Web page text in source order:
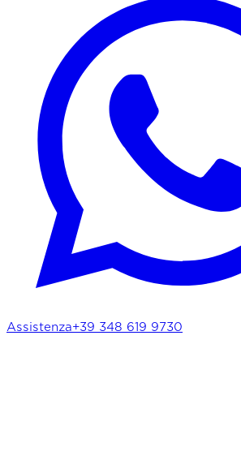
Solo punteggio 4+
Parcheggio incluso
Colazione inclusa
Assistenza+39 348 619 9730